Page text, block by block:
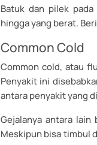
Batuk dan pilek
hingga yang berat.
Common Cold
Common cold, atau
Penyakit ini
antara penyakit yang
Gejalanya antara
Meskipun bisa timbul